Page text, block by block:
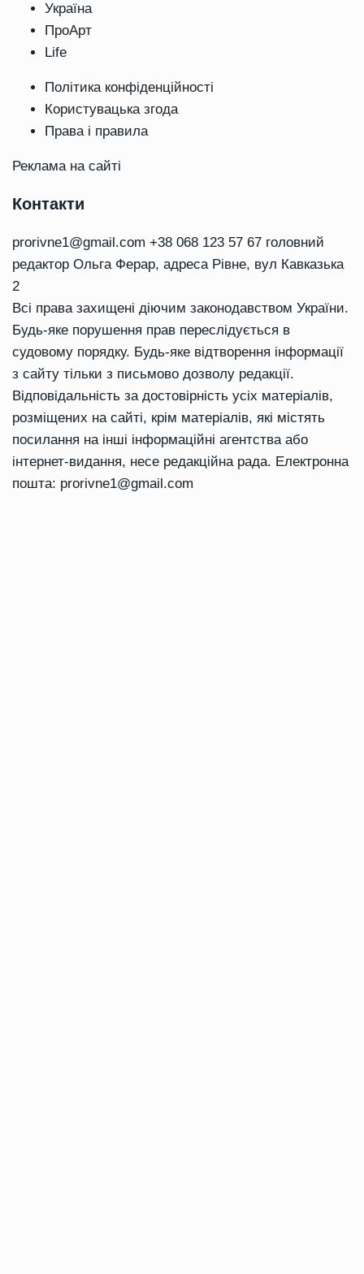
Україна
ПроАрт
Life
Політика конфіденційності
Користувацька згода
Права і правила
Реклама на сайті
Контакти
prorivne1@gmail.com +38 068 123 57 67 головний
редактор Ольга Ферар, адреса Рівне, вул Кавказька
2
Всі права захищені діючим законодавством України.
Будь-яке порушення прав переслідується в
судовому порядку. Будь-яке відтворення інформації
з сайту тільки з письмово дозволу редакції.
Відповідальність за достовірність усіх матеріалів,
розміщених на сайті, крім матеріалів, які містять
посилання на інші інформаційні агентства або
інтернет-видання, несе редакційна рада. Електронна
пошта: prorivne1@gmail.com